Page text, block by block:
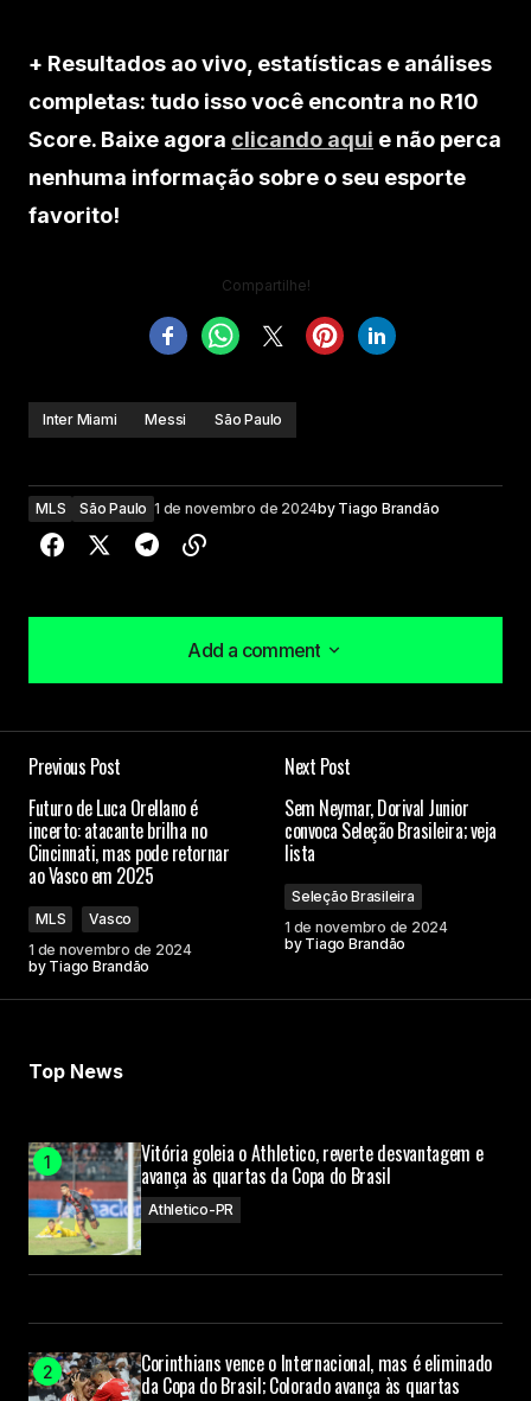
+ Resultados ao vivo, estatísticas e análises
completas: tudo isso você encontra no R10
Score. Baixe agora clicando aqui e não perca
nenhuma informação sobre o seu esporte
favorito!
Compartilhe!
Inter Miami Messi São Paulo
MLS São Paulo 1 de novembro de 2024by Tiago Brandão
Add a comment
Add a comment
Campos obrigatórios são marcados com *
Comment*
Submit Comment
Previous Post
Futuro de Luca Orellano é
incerto: atacante brilha no
Cincinnati, mas pode retornar
ao Vasco em 2025
MLS
Vasco
1 de novembro de 2024
by Tiago Brandão
Next Post
Sem Neymar, Dorival Junior
convoca Seleção Brasileira; veja
lista
Seleção Brasileira
1 de novembro de 2024
by Tiago Brandão
Top News
Vitória goleia o Athletico, reverte desvantagem e
avança às quartas da Copa do Brasil
Athletico-PR
Corinthians vence o Internacional, mas é eliminado
da Copa do Brasil; Colorado avança às quartas